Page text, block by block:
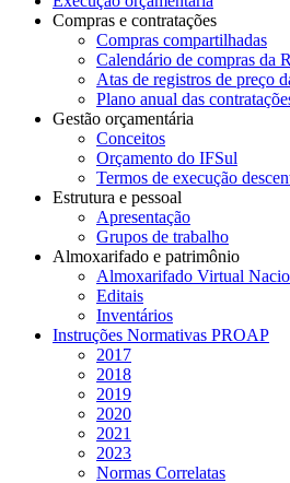
Compras e contratações
Compras compartilhadas
Calendário de compras da
Atas de registros de preço
Plano anual das
Gestão orçamentária
Conceitos
Orçamento do IFSul
Termos de execução
Estrutura e pessoal
Apresentação
Grupos de trabalho
Almoxarifado e patrimônio
Almoxarifado Virtual
Editais
Inventários
Instruções Normativas PROAP
2017
2018
2019
2020
2021
2023
Normas Correlatas